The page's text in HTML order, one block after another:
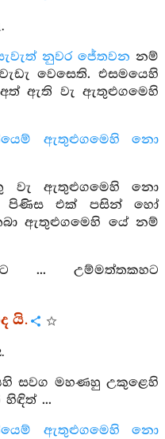
නුවර ජේතවන නම්
වෙසෙති. එසමයෙහි
ඇති වැ ඇතුළුගමෙහි
ඇතුළුගමෙහි නො
වැ ඇතුළුගමෙහි නො
පිණිස එක් පසින් හෝ
ඇතුළුගමෙහි යේ නම්
... උම්මත්තකහට
යි.
සවග මහණහු උකුළෙහි
...
ඇතුළුගමෙහි නො